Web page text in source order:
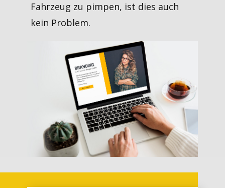
Fahrzeug zu pimpen, ist dies auch
kein Problem.